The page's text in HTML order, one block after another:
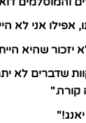
אפילו אני לא
שהיא
שדברים לא
קורה."